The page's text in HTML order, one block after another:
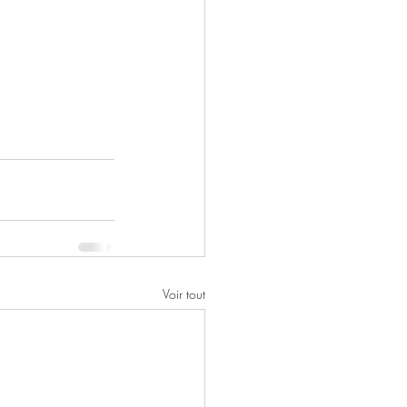
Voir tout